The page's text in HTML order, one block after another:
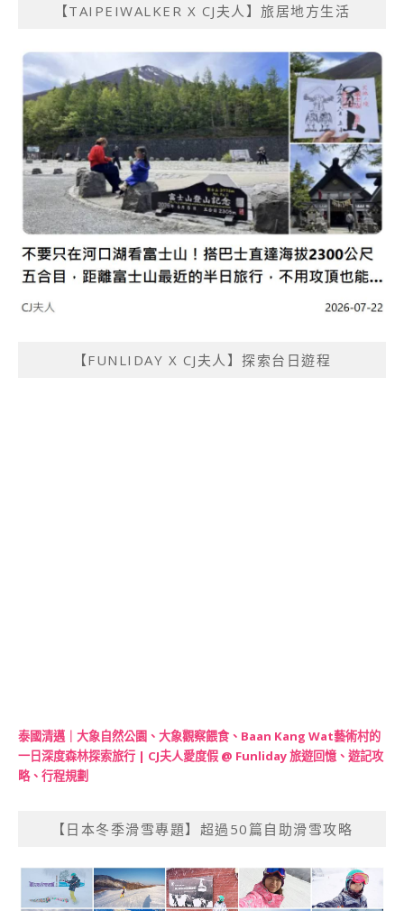
【TAIPEIWALKER X CJ夫人】旅居地方生活
【FUNLIDAY X CJ夫人】探索台日遊程
泰國清邁｜大象自然公園、大象觀察餵食、Baan Kang Wat藝術村的
一日深度森林探索旅行 | CJ夫人愛度假 @ Funliday 旅遊回憶、遊記攻
略、行程規劃
【日本冬季滑雪專題】超過50篇自助滑雪攻略